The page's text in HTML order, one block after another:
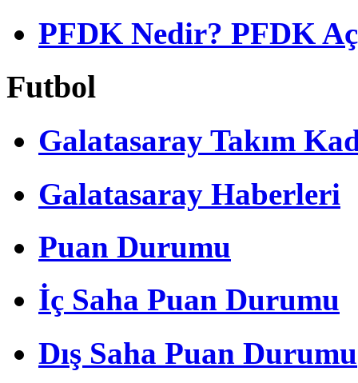
PFDK Nedir? PFDK
Futbol
Galatasaray Takım
Galatasaray Haberleri
Puan Durumu
İç Saha Puan Durumu
Dış Saha Puan Durumu